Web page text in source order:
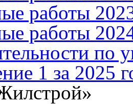
работы
работы
1 за 2025